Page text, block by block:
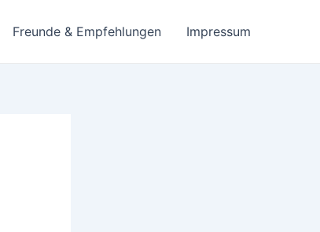
Freunde & Empfehlungen Impressum